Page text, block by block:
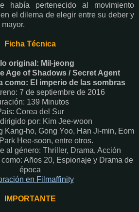
había pertenecido al movimiento
el dilema de elegir entre su deber y
Ficha Técnica
original: Mil-jeong
Age of Shadows / Secret Agent
como: El imperio de las sombras
7 de septiembre de 2016
139 Minutos
Corea del Sur
por: Kim Jee-woon
Kang-ho, Gong Yoo, Han Ji-min, Eom
Hee-soon, entre otros.
al género: Thriller, Drama, Acción
Años 20, Espionaje y Drama de
época
en Fi lmaffinity
IMPORTANTE